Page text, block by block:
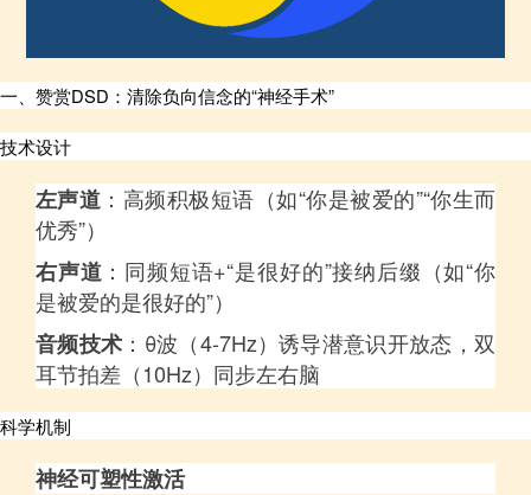
一、赞赏DSD：清除负向信念的“神经手术”
技术设计
左声道 ：高频积极短语（如“你是被爱的”“你生而
优秀”）
右声道 ：同频短语+“是很好的”接纳后缀（如“你
是被爱的是很好的”）
音频技术 ：θ波（4-7Hz）诱导潜意识开放态，双
耳节拍差（10Hz）同步左右脑
科学机制
神经可塑性激活